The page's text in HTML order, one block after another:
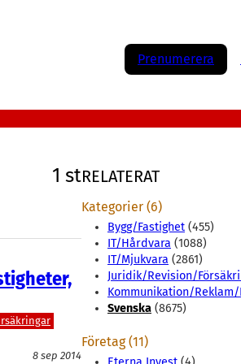
Prenumerera
1 st
8 sep 2014
RELATERAT
Kategorier (6)
Bygg/Fastighet (455)
IT/Hårdvara (1088)
IT/Mjukvara (2861)
Juridik/Revision/
Kommunikation/Reklam/
Svenska (8675)
Företag (11)